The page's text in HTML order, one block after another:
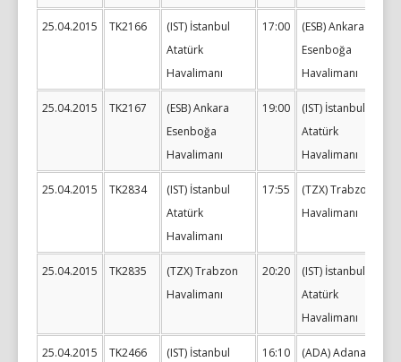
25.04.2015 TK2166
(IST) İstanbul
Atatürk
Havalimanı
17:00
(ESB) Ankara
Esenboğa
Havalimanı
25.04.2015 TK2167
(ESB) Ankara
Esenboğa
Havalimanı
19:00
(IST) İstanbul
Atatürk
Havalimanı
25.04.2015 TK2834
(IST) İstanbul
Atatürk
Havalimanı
17:55
(TZX) Trabzon
Havalimanı
25.04.2015 TK2835
(TZX) Trabzon
Havalimanı
20:20
(IST) İstanbul
Atatürk
Havalimanı
25.04.2015 TK2466
(IST) İstanbul
16:10
(ADA) Adana